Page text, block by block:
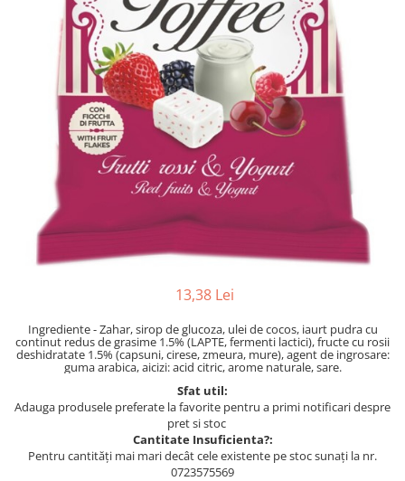
13,38 Lei
Ingrediente - Zahar, sirop de glucoza, ulei de cocos, iaurt pudra cu
continut redus de grasime 1.5% (LAPTE, fermenti lactici), fructe cu rosii
deshidratate 1.5% (capsuni, cirese, zmeura, mure), agent de ingrosare:
guma arabica, aicizi: acid citric, arome naturale, sare.
Sfat util:
Adauga produsele preferate la favorite pentru a primi notificari despre
pret si stoc
Cantitate Insuficienta?:
Pentru cantități mai mari decât cele existente pe stoc sunați la nr.
0723575569